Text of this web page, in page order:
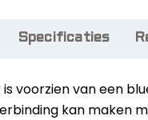
Specificaties
voorzien van een
kan maken